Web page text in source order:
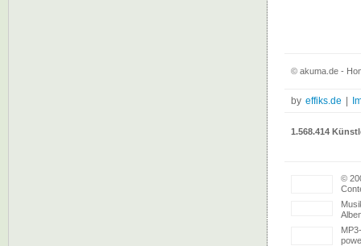
© akuma.de -
by effiks.de
1.568.414
©